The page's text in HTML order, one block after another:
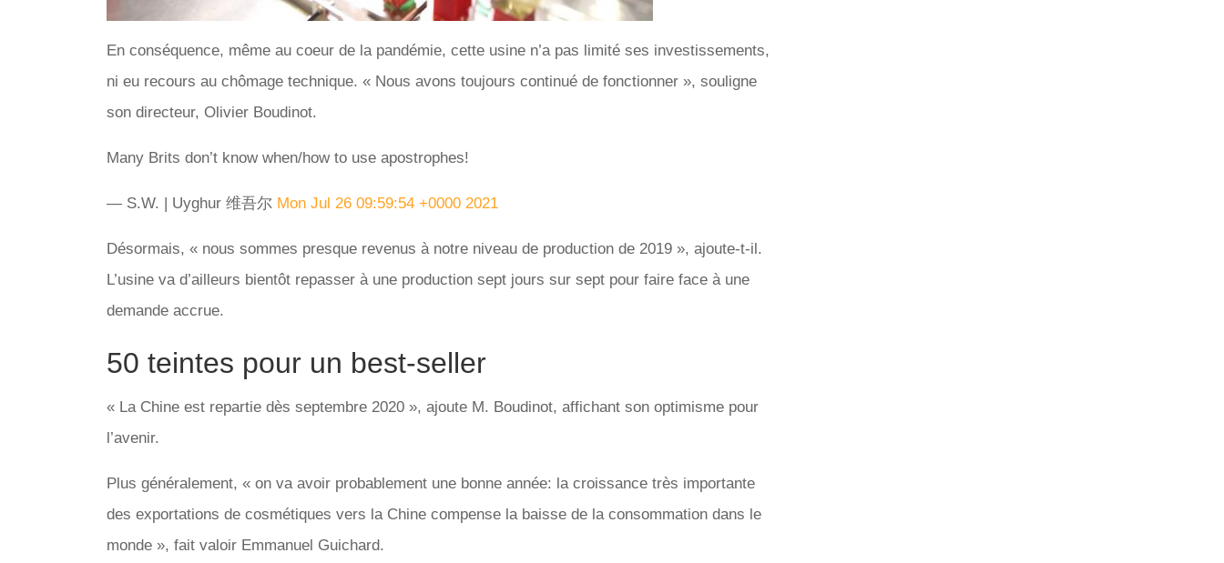
En conséquence, même au coeur de la pandémie, cette usine n’a pas limité ses investissements,
ni eu recours au chômage technique. « Nous avons toujours continué de fonctionner », souligne
son directeur, Olivier Boudinot.
Many Brits don’t know when/how to use apostrophes!
— S.W. | Uyghur 维吾尔 Mon Jul 26 09:59:54 +0000 2021
Désormais, « nous sommes presque revenus à notre niveau de production de 2019 », ajoute-t-il.
L’usine va d’ailleurs bientôt repasser à une production sept jours sur sept pour faire face à une
demande accrue.
50 teintes pour un best-seller
« La Chine est repartie dès septembre 2020 », ajoute M. Boudinot, affichant son optimisme pour
l’avenir.
Plus généralement, « on va avoir probablement une bonne année: la croissance très importante
des exportations de cosmétiques vers la Chine compense la baisse de la consommation dans le
monde », fait valoir Emmanuel Guichard.